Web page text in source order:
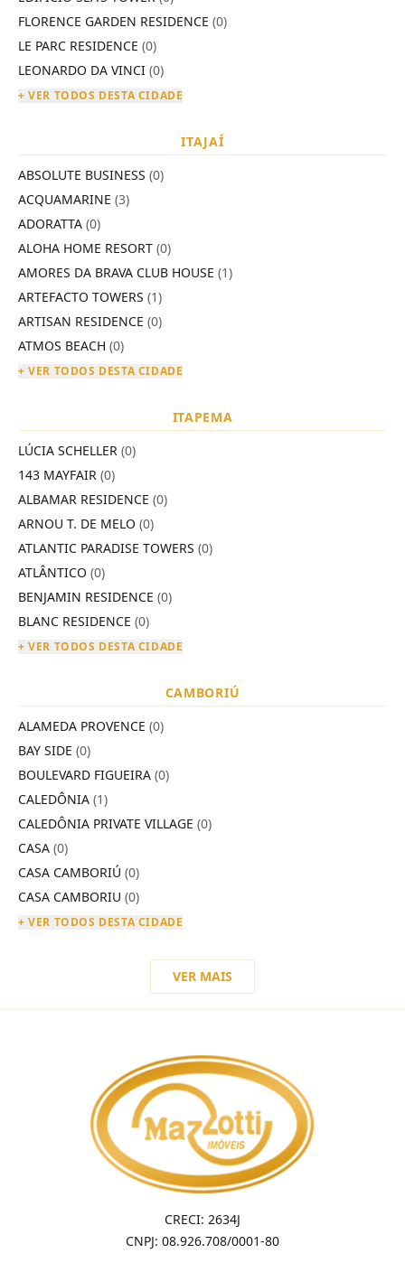
FLORENCE GARDEN RESIDENCE (0)
LE PARC RESIDENCE (0)
LEONARDO DA VINCI (0)
+ VER TODOS DESTA CIDADE
ITAJAÍ
ABSOLUTE BUSINESS (0)
ACQUAMARINE (3)
ADORATTA (0)
ALOHA HOME RESORT (0)
AMORES DA BRAVA CLUB HOUSE (1)
ARTEFACTO TOWERS (1)
ARTISAN RESIDENCE (0)
ATMOS BEACH (0)
+ VER TODOS DESTA CIDADE
ITAPEMA
LÚCIA SCHELLER (0)
143 MAYFAIR (0)
ALBAMAR RESIDENCE (0)
ARNOU T. DE MELO (0)
ATLANTIC PARADISE TOWERS (0)
ATLÂNTICO (0)
BENJAMIN RESIDENCE (0)
BLANC RESIDENCE (0)
+ VER TODOS DESTA CIDADE
CAMBORIÚ
ALAMEDA PROVENCE (0)
BAY SIDE (0)
BOULEVARD FIGUEIRA (0)
CALEDÔNIA (1)
CALEDÔNIA PRIVATE VILLAGE (0)
CASA (0)
CASA CAMBORIÚ (0)
CASA CAMBORIU (0)
+ VER TODOS DESTA CIDADE
VER MAIS
CRECI: 2634J
CNPJ: 08.926.708/0001-80